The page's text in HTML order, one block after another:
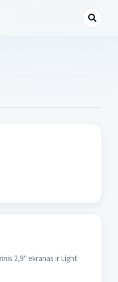
2,9" ekranas ir Light